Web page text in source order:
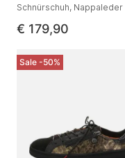
Schnürschuh, Nappaleder
€ 179,90
Sale -50%